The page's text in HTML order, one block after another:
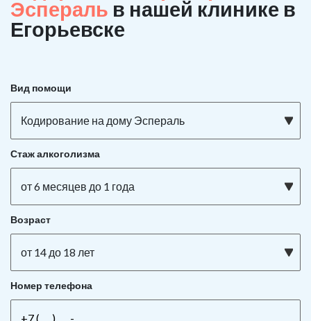
Эспераль в нашей клинике в
Егорьевске
Вид помощи
Кодирование на дому Эспераль
Стаж алкоголизма
от 6 месяцев до 1 года
Возраст
от 14 до 18 лет
Номер телефона